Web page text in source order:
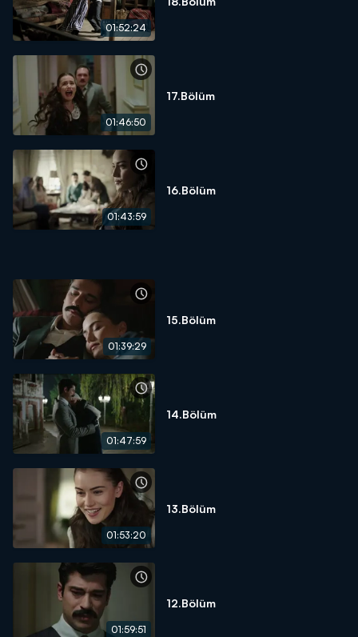
01:52:24
01:46:50
17.Bölüm
01:43:59
16.Bölüm
01:39:29
15.Bölüm
01:47:59
14.Bölüm
01:53:20
13.Bölüm
01:59:51
12.Bölüm